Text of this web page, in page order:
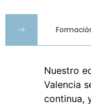
Nuestro
Valencia
continua,